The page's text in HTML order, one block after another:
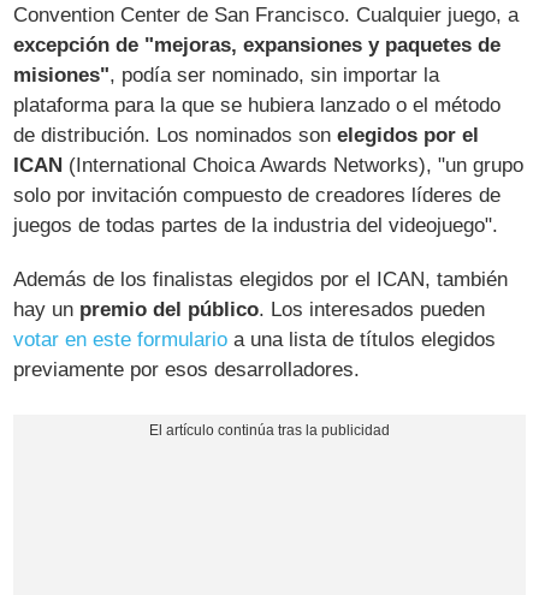
Convention Center de San Francisco. Cualquier juego, a
excepción de "mejoras, expansiones y paquetes de
misiones", podía ser nominado, sin importar la
plataforma para la que se hubiera lanzado o el método
de distribución. Los nominados sonelegidos por el
ICAN (International Choica Awards Networks), "un grupo
solo por invitación compuesto de creadores líderes de
juegos de todas partes de la industria del videojuego".
Además de los finalistas elegidos por el ICAN, también
hay un premio del público. Los interesados pueden
votar en este formulario a una lista de títulos elegidos
previamente por esos desarrolladores.